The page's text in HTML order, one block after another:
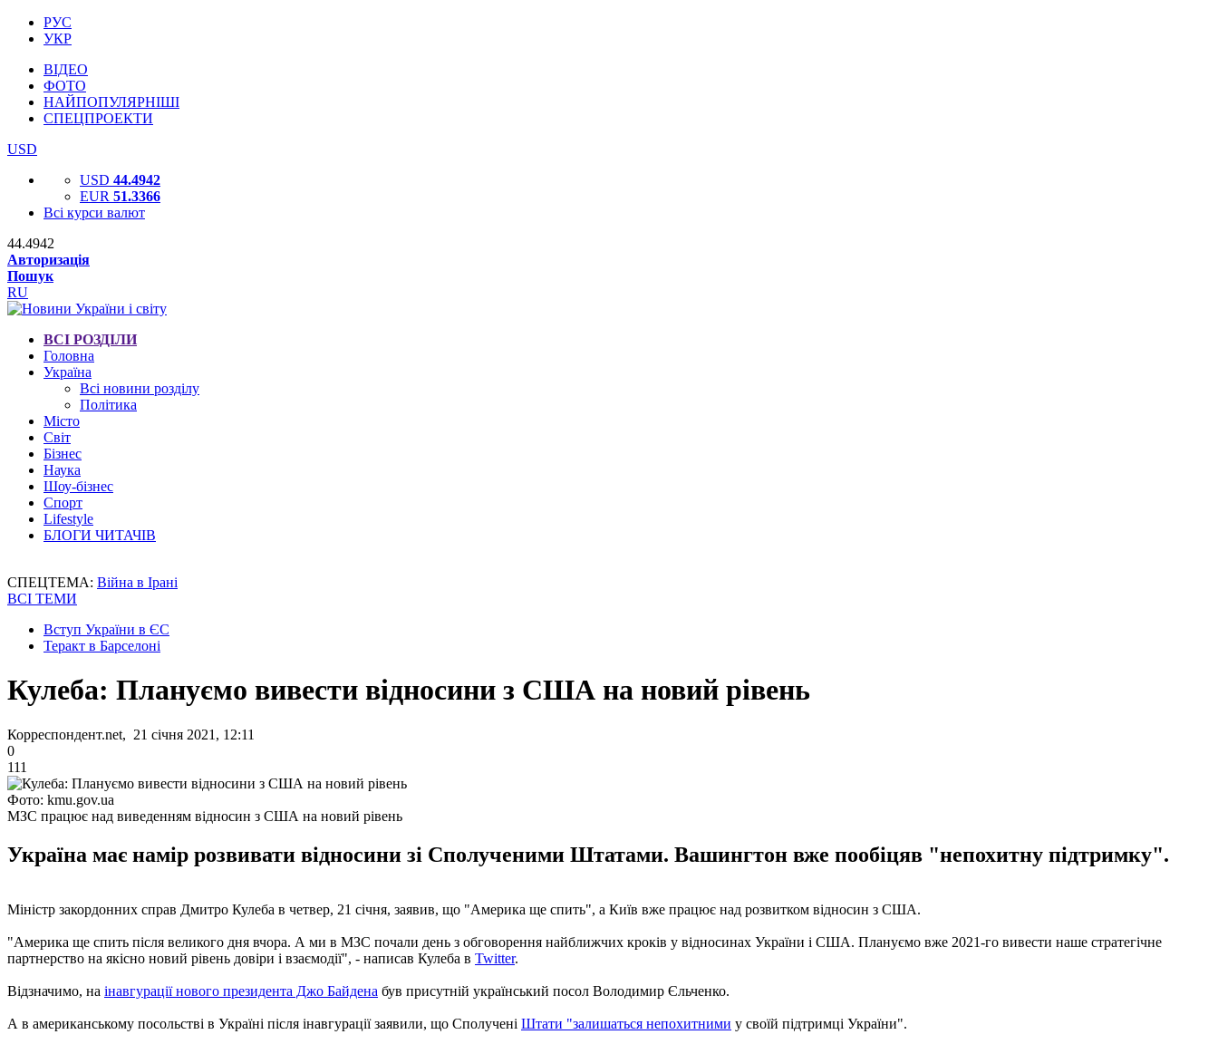
РУС
УКР
ВІДЕО
ФОТО
НАЙПОПУЛЯРНІШІ
СПЕЦПРОЕКТИ
USD
USD 44.4942
EUR 51.3366
Всі курси валют
44.4942
Авторизація
Пошук
RU
ВСІ РОЗДІЛИ
Головна
Україна
Всі новини розділу
Політика
Місто
Світ
Бізнес
Наука
Шоу-бізнес
Спорт
Lifestyle
БЛОГИ ЧИТАЧІВ
СПЕЦТЕМА: Війна в Ірані
ВСІ ТЕМИ
Вступ України в ЄС
Теракт в Барселоні
Кулеба: Плануємо вивести відносини з США на новий рівень
Корреспондент.net, 21 січня 2021, 12:11
0
111
Фото: kmu.gov.ua
МЗС працює над виведенням відносин з США на новий рівень
Україна має намір розвивати відносини зі Сполученими Штатами. Вашингтон вже пообіцяв "непохитну підтримку".
Міністр закордонних справ Дмитро Кулеба в четвер, 21 січня, заявив, що "Америка ще спить", а Київ вже працює над розвитком відносин з США.
"Америка ще спить після великого дня вчора. А ми в МЗС почали день з обговорення найближчих кроків у відносинах України і США. Плануємо вже 2021-го вивести наше стратегічне
партнерство на якісно новий рівень довіри і взаємодії", - написав Кулеба в Twitter.
Відзначимо, на інавгурації нового президента Джо Байдена був присутній український посол Володимир Єльченко.
А в американському посольстві в Україні після інавгурації заявили, що Сполучені Штати "залишаться непохитними у своїй підтримці України".